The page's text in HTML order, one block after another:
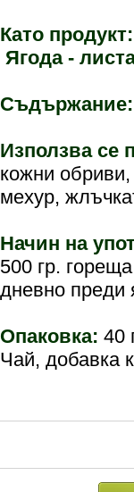
Като продукт:
Ягода -
Съдържание:
Използва се
кожни
мехур,
Начин на
500 гр.
дневно преди
Опаковка: 40
Чай, добавка